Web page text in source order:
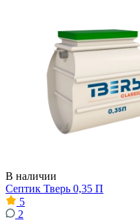
В наличии
Септик Тверь 0,35 П
5
2